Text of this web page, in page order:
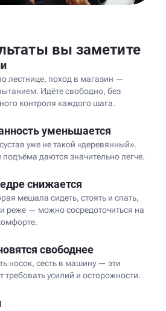
вы заметите
лестнице, поход в магазин —
Идёте свободно, без
контроля каждого шага.
уменьшается
уже не такой «деревянный».
даются значительно легче.
снижается
мешала сидеть, стоять и спать,
реже — можно сосредоточиться на
свободнее
носок, сесть в машину — эти
требовать усилий и осторожности.